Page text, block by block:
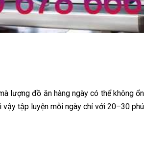
lượng đồ ăn hàng ngày có thể không
tập luyện mỗi ngày chỉ với 20–30